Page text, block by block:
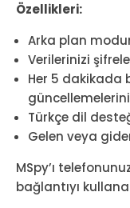
Özellikleri:
Arka plan
Verilerinizi
Her 5 dakikada
Türkçe dil
Gelen veya
MSpy’ı
bağlantıyı